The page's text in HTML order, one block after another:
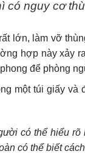
có nguy cơ
lớn, làm vỡ
hợp này xảy
để phòng
một túi giấy
có thể hiểu rõ
có thể biết